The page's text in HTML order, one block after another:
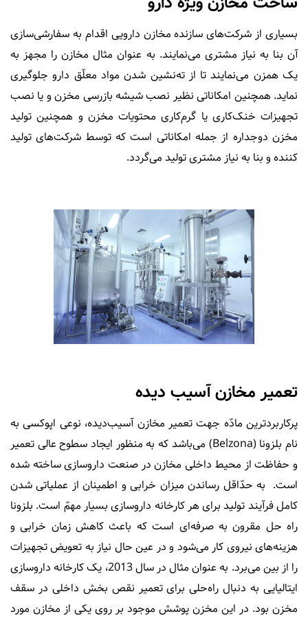
بسیاری از شرکت‌های سازنده مخازن دارویی اقدام به سفارشی‌سازی
آن بنا به نیاز مشتری می‌نمایند. به عنوان مثال مخازن را مجهز به
یک همزن می‌نمایند تا از ته‌نشین شدن مواد معلّق دارو جلوگیری
نماید. همچنین امکاناتی نظیر نصب شیشه بازرسی مخزن و یا نصب
تجهیزات خنک‌کاری یا گرم‌کاری محتویات مخزن و همچنین تولید
مخزن دوجداره از جمله امکاناتی است که توسط شرکت‌های تولید
کننده و بنا به نیاز مشتری تولید می‌گردد.
تعمیر مخازن آسیب دیده
پرکاربردترین مادّه جهت تعمیر مخازن آسیب‌دیده، نوعی اپوکسی به
نام بلزونا (Belzona) می‌باشد که به منظور ایجاد سطوح عالی تعمیر
و حفاظت از محیط داخلی مخازن در صنعت داروسازی ساخته شده
است. به حدّاقل رساندن میزان خرابی و اطمینان از عملیاتی شدن
کامل فرآیند تولید برای هر کارخانه داروسازی بسیار مهمّ است. بلزونا
راه حل مقرون به صرفه‌ای است که باعث کاهش زمان خرابی و
هزینه‌های نیروی کار می‌شود و در عین حال نیاز به تعویض تجهیزات
را از بین می‌برد. به عنوان مثال در سال 2013، یک کارخانه داروسازی
ایتالیایی به دنبال راه‌حلی برای تعمیر نقص بخش داخلی در سقف
مخزن بود. در این مخزن پوشش موجود بر روی یکی از مخازن مورد